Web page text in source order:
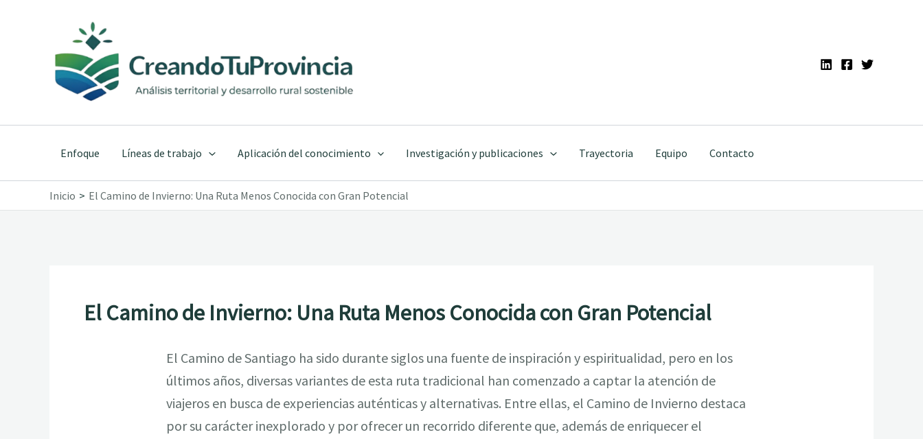
contenido
Enfoque Líneas de trabajo Aplicación del conocimiento Investigación y publicaciones Trayectoria Equipo Contacto
Inicio El Camino de Invierno: Una Ruta Menos Conocida con Gran Potencial
El Camino de Invierno: Una Ruta Menos Conocida con Gran Potencial
El Camino de Santiago ha sido durante siglos una fuente de inspiración y espiritualidad, pero en los
últimos años, diversas variantes de esta ruta tradicional han comenzado a captar la atención de
viajeros en busca de experiencias auténticas y alternativas. Entre ellas, el Camino de Invierno destaca
por su carácter inexplorado y por ofrecer un recorrido diferente que, además de enriquecer el